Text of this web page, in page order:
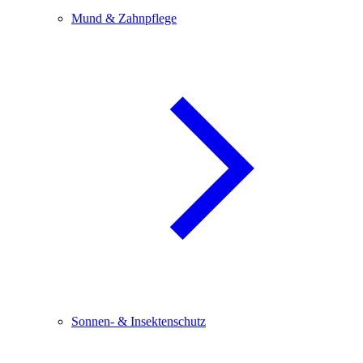
Mund & Zahnpflege
Sonnen- & Insektenschutz